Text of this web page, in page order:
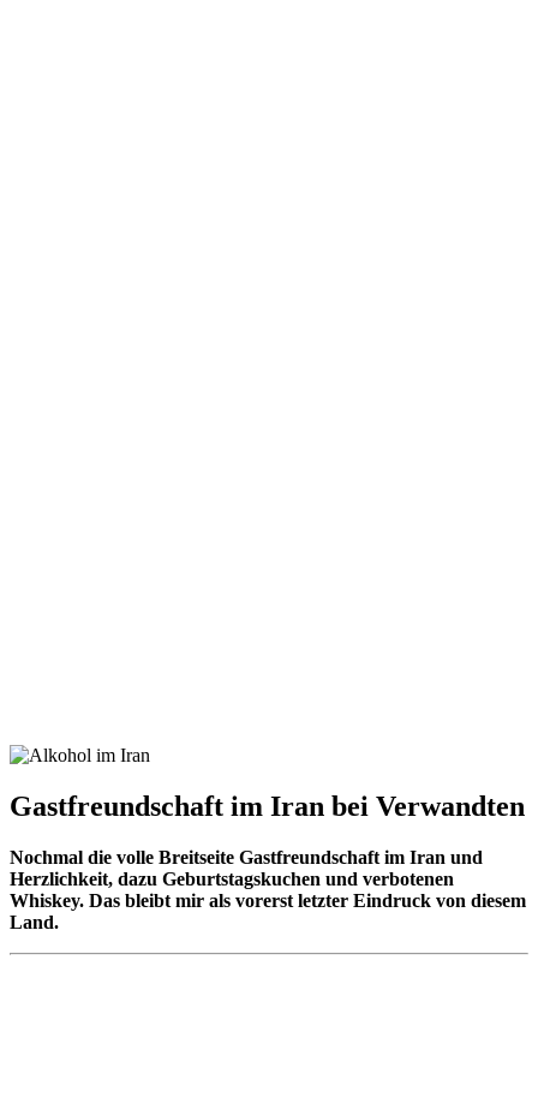
Gastfreundschaft im Iran bei Verwandten
Nochmal die volle Breitseite Gastfreundschaft im Iran und
Herzlichkeit, dazu Geburtstagskuchen und verbotenen
Whiskey. Das bleibt mir als vorerst letzter Eindruck von diesem
Land.